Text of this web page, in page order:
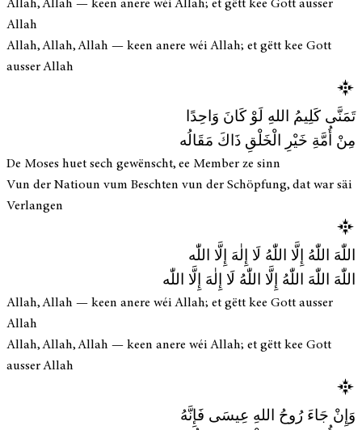
Allah, Allah — keen anere wéi Allah; et gëtt kee Gott ausser
Allah
Allah, Allah, Allah — keen anere wéi Allah; et gëtt kee Gott
ausser Allah
تَمَنَّى كَلِيمُ اللهِ لَوْ كَانَ وَاحِدًا
مِنْ أُمَّةِ خَيْرِ الْخَلْقِ ذَاكَ مَقَالُه
De Moses huet sech gewënscht, ee Member ze sinn
Vun der Natioun vum Beschten vun der Schöpfung, dat war säi
Verlangen
اللّٰهَ اللّٰهُ إِلَّا اللّٰهُ لَا إِلٰهَ إِلَّا اللّٰه
اللّٰهَ اللّٰهَ اللّٰهُ إِلَّا اللّٰهُ لَا إِلٰهَ إِلَّا اللّٰه
Allah, Allah — keen anere wéi Allah; et gëtt kee Gott ausser
Allah
Allah, Allah, Allah — keen anere wéi Allah; et gëtt kee Gott
ausser Allah
وَإِنْ جَاءَ رُوحُ اللهِ عِيسَى فَإِنَّهُ